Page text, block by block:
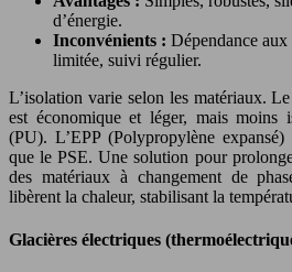
d’énergie.
Inconvénients : Dépendance
limitée, suivi régulier.
L’isolation varie selon les matériaux.
est économique et léger, mais moins
(PU). L’EPP (Polypropylène
que le PSE. Une solution pour
des matériaux à changement de
libèrent la chaleur, stabilisant la
Glacières électriques